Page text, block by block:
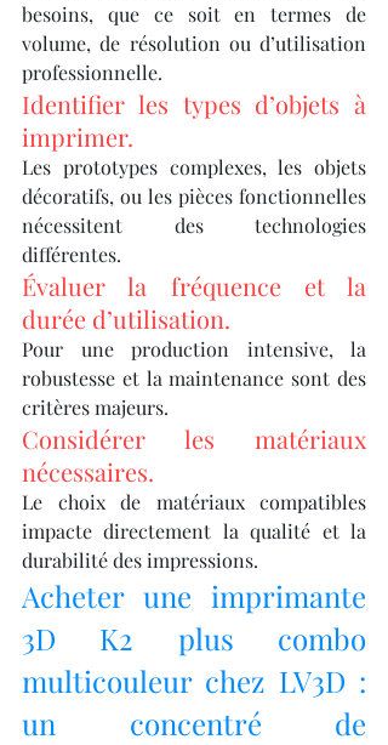
besoins, que ce soit en termes de
volume, de résolution ou d’utilisation
professionnelle.
Identifier les types d’objets à
imprimer.
Les prototypes complexes, les objets
décoratifs, ou les pièces fonctionnelles
nécessitent des technologies
différentes.
Évaluer la fréquence et la
durée d’utilisation.
Pour une production intensive, la
robustesse et la maintenance sont des
critères majeurs.
Considérer les matériaux
nécessaires.
Le choix de matériaux compatibles
impacte directement la qualité et la
durabilité des impressions.
Acheter une imprimante
3D K2 plus combo
multicouleur chez LV3D :
un concentré de